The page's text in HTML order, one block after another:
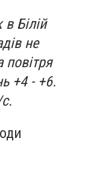
Білій
не
повітря
+4 - +6.